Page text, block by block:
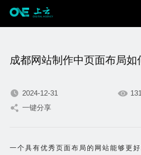
只为在数字世界
成都网站制作中页面布局如
2024-12-31
一键分享
一个具有优秀页面布局的网站能够更